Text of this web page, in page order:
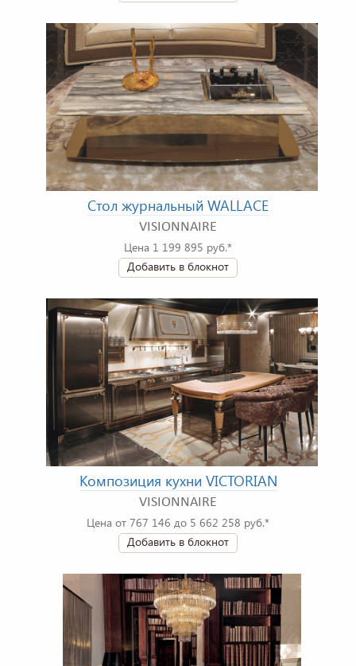
Стол журнальный WALLACE
VISIONNAIRE
Цена 1 199 895 руб.*
Добавить в блокнот
Композиция кухни VICTORIAN
VISIONNAIRE
Цена от 767 146 до 5 662 258 руб.*
Добавить в блокнот